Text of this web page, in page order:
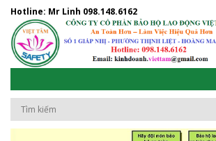
Hotline: Mr Linh 098.148.6162